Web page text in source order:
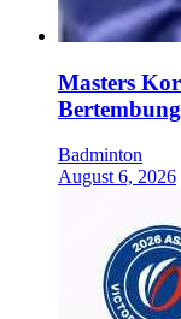
Masters
Badminton
August 6, 2026